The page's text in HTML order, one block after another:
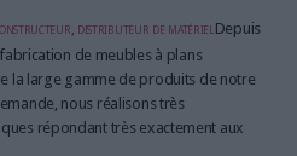
distributeur de matérielDepuis
fabrication de meubles à plans
la large gamme de produits de notre
nous réalisons très
répondant très exactement aux